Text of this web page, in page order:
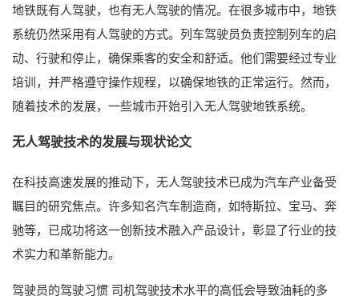
地铁既有人驾驶，也有无人驾驶的情况。在很多城市中，地铁
系统仍然采用有人驾驶的方式。列车驾驶员负责控制列车的启
动、行驶和停止，确保乘客的安全和舒适。他们需要经过专业
培训，并严格遵守操作规程，以确保地铁的正常运行。然而，
随着技术的发展，一些城市开始引入无人驾驶地铁系统。
无人驾驶技术的发展与现状论文
在科技高速发展的推动下，无人驾驶技术已成为汽车产业备受
瞩目的研究焦点。许多知名汽车制造商，如特斯拉、宝马、奔
驰等，已成功将这一创新技术融入产品设计，彰显了行业的技
术实力和革新能力。
驾驶员的驾驶习惯 司机驾驶技术水平的高低会导致油耗的多